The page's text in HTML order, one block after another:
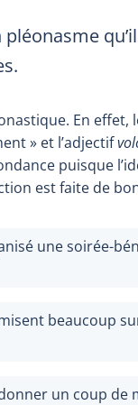
En effet,
» et l’adjectif
puisque
est faite de
une soirée-
beaucoup
un coup de